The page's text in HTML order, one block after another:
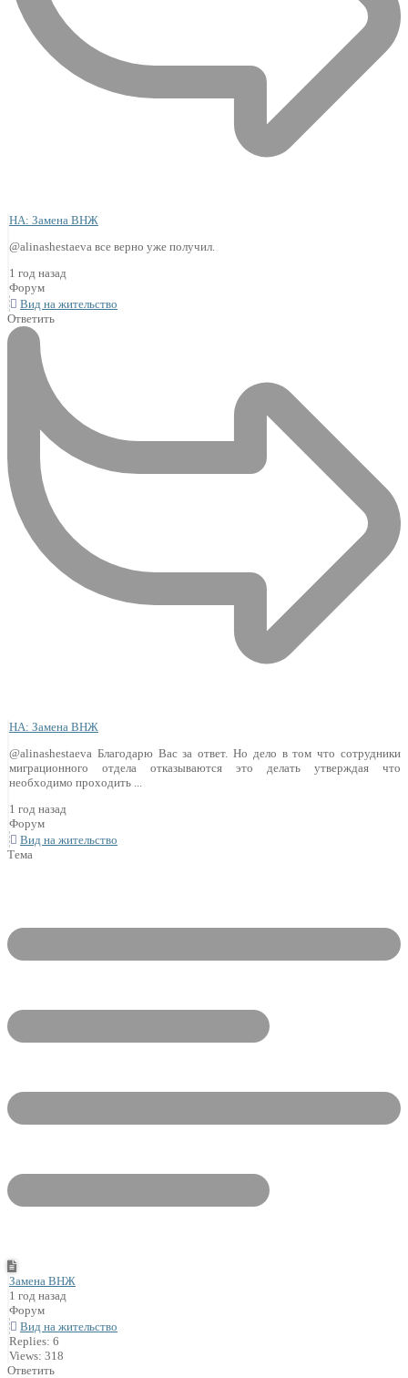
НА: Замена ВНЖ
@alinashestaeva все верно уже получил.
1 год назад
Форум
Вид на жительство
Ответить
НА: Замена ВНЖ
@alinashestaeva Благодарю Вас за ответ. Но дело в том что сотрудники
миграционного отдела отказываются это делать утверждая что
необходимо проходить ...
1 год назад
Форум
Вид на жительство
Тема
Замена ВНЖ
1 год назад
Форум
Вид на жительство
Replies: 6
Views: 318
Ответить